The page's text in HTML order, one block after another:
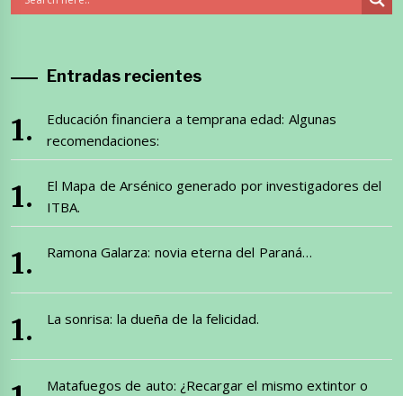
Entradas recientes
Educación financiera a temprana edad: Algunas
recomendaciones:
El Mapa de Arsénico generado por investigadores del
ITBA.
Ramona Galarza: novia eterna del Paraná…
La sonrisa: la dueña de la felicidad.
Matafuegos de auto: ¿Recargar el mismo extintor o